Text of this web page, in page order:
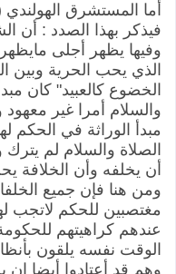
‏أما المستشرق الهولندي
‏فيذكر بهذا الصدد : أن
وفيها يظهر أجلى
الذي يحب الحرية وبين
الخضوع كالعبيد" كان
والسلام أمرا غير معهود
مبدأ الوراثة في الحكم
الصلاة والسلام لم
أن يخلفه وأن الخلافة
ومن هنا فإن جميع
مغتصبين للحكم لاتجب
عندهم كراهيتهم
الوقت نفسه يلقون
وهم قد أعتادوا أيضا